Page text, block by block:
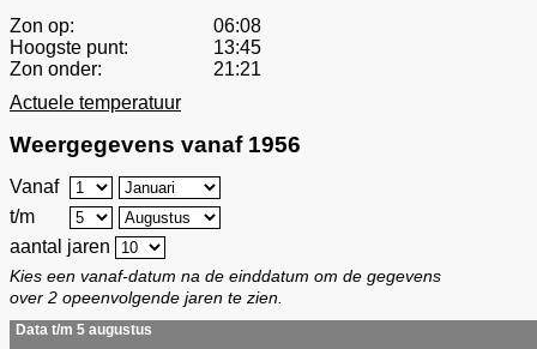
Zon op:
06:08
Hoogste punt:
13:45
Zon onder:
21:21
Actuele temperatuur
Weergegevens vanaf 1956
Vanaf
t/m
aantal jaren
Kies een vanaf-datum na de einddatum om de gegevens
over 2 opeenvolgende jaren te zien.
Data t/m 5 augustus